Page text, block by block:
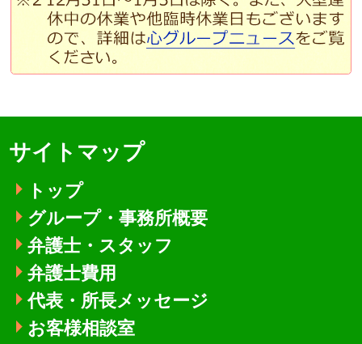
サイトマップ
トップ
グループ・事務所概要
弁護士・スタッフ
弁護士費用
代表・所長メッセージ
お客様相談室